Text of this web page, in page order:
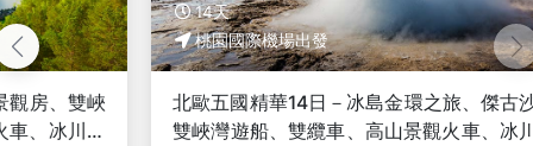
14天
桃園國際機場出發
北歐五國精華14日－冰島金環之旅、傑古沙龍兩棲船、
雙峽灣遊船、雙纜車、高山景觀火車、冰川吉普車、施